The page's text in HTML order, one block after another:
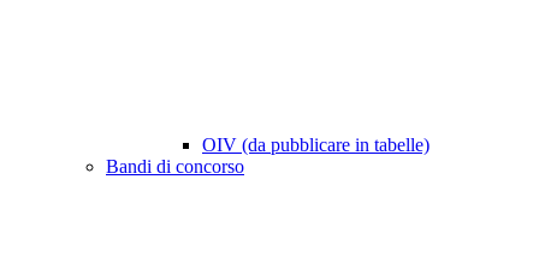
OIV (da pubblicare in tabelle)
Bandi di concorso